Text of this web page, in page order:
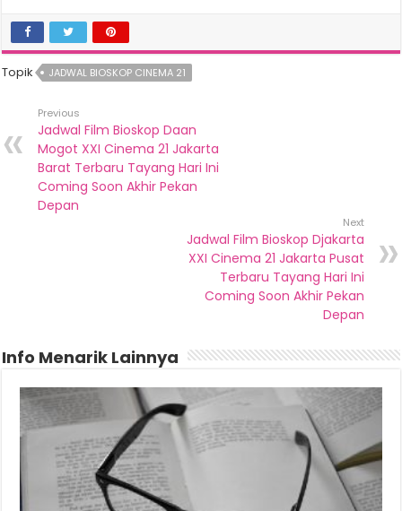
Topik JADWAL BIOSKOP CINEMA 21
Previous
Jadwal Film Bioskop Daan
Mogot XXI Cinema 21 Jakarta
Barat Terbaru Tayang Hari Ini
Coming Soon Akhir Pekan
Depan
Next
Jadwal Film Bioskop Djakarta
XXI Cinema 21 Jakarta Pusat
Terbaru Tayang Hari Ini
Coming Soon Akhir Pekan
Depan
Info Menarik Lainnya